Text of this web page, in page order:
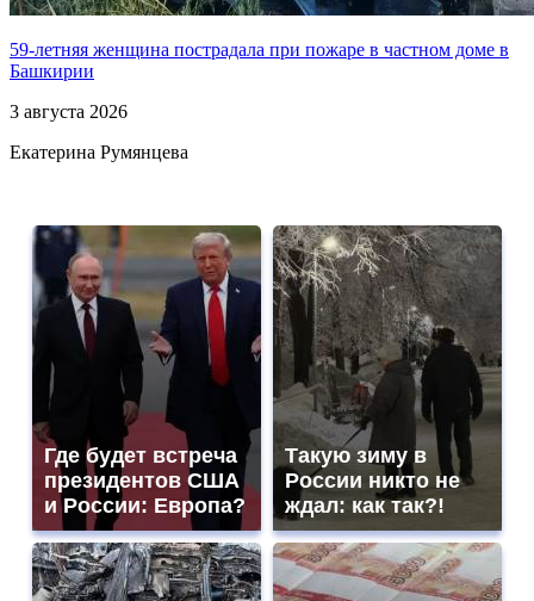
59-летняя женщина пострадала при пожаре в частном доме в
Башкирии
3 августа 2026
Екатерина Румянцева
Где будет встреча
президентов США
и России: Европа?
Такую зиму в
России никто не
ждал: как так?!